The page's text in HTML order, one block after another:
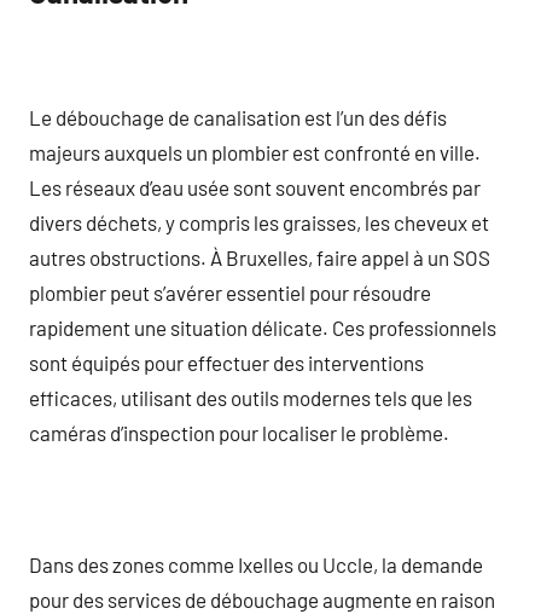
Le débouchage de canalisation est l’un des défis
majeurs auxquels un plombier est confronté en ville.
Les réseaux d’eau usée sont souvent encombrés par
divers déchets, y compris les graisses, les cheveux et
autres obstructions. À Bruxelles, faire appel à un SOS
plombier peut s’avérer essentiel pour résoudre
rapidement une situation délicate. Ces professionnels
sont équipés pour effectuer des interventions
efficaces, utilisant des outils modernes tels que les
caméras d’inspection pour localiser le problème.
Dans des zones comme Ixelles ou Uccle, la demande
pour des services de débouchage augmente en raison